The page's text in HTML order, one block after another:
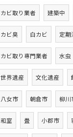
カビ取り業者 建築中
カビ臭 白カビ 定期
カビ取り専門業者 水虫
世界遺産 文化遺産
八女市 朝倉市 柳川
和室 畳 小郡市